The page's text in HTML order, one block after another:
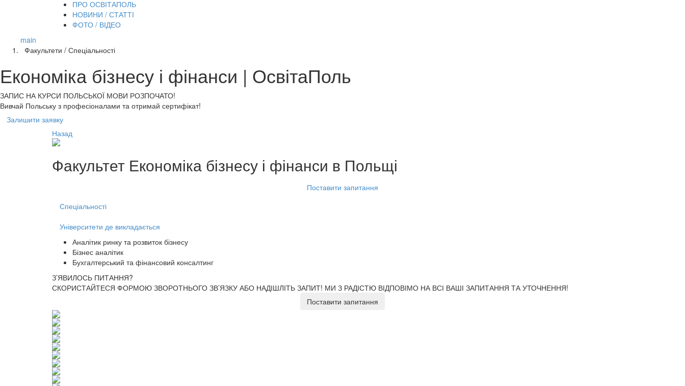
ПРО ОСВІТАПОЛЬ
НОВИНИ / СТАТТІ
ФОТО / ВІДЕО
main
Факультети / Спеціальності
Економіка бізнесу і фінанси | ОсвітаПоль
ЗАПИС НА КУРСИ ПОЛЬСЬКОЇ МОВИ РОЗПОЧАТО!
Вивчай Польську з професіоналами та отримай сертифікат!
Залишити заявку
Назад
Факультет Економіка бізнесу і фінанси в Польщі
Поставити запитання
Спеціальності
Університети де викладається
Аналітик ринку та розвиток бізнесу
Бізнес аналітик
Бухгалтерський та фінансовий консалтинг
З’ЯВИЛОСЬ ПИТАННЯ?
СКОРИСТАЙТЕСЯ ФОРМОЮ ЗВОРОТНЬОГО ЗВ’ЯЗКУ АБО НАДІШЛІТЬ ЗАПИТ! МИ З РАДІСТЮ ВІДПОВІМО НА ВСІ ВАШІ ЗАПИТАННЯ ТА УТОЧНЕННЯ!
Поставити запитання